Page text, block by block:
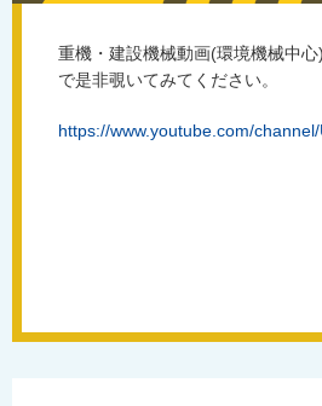
重機・建設機械動画(環境機械中心
で是非覗いてみてください。
https://www.youtube.com/